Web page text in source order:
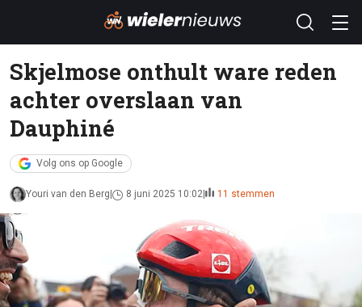
Skjelmose onthult ware reden
achter overslaan van
Dauphiné
Volg ons op Google
Youri van den Berg 8 juni 2025 10:02 11 stemmen